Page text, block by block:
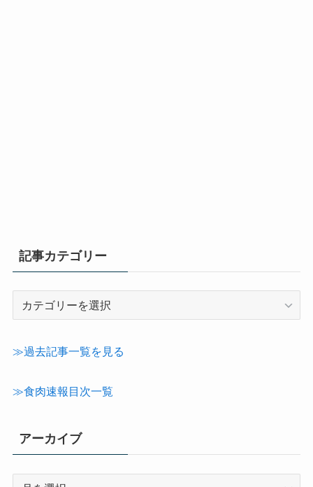
記事カテゴリー
テ
≫過去記事一覧を見る
≫食肉速報目次一覧
アーカイブ